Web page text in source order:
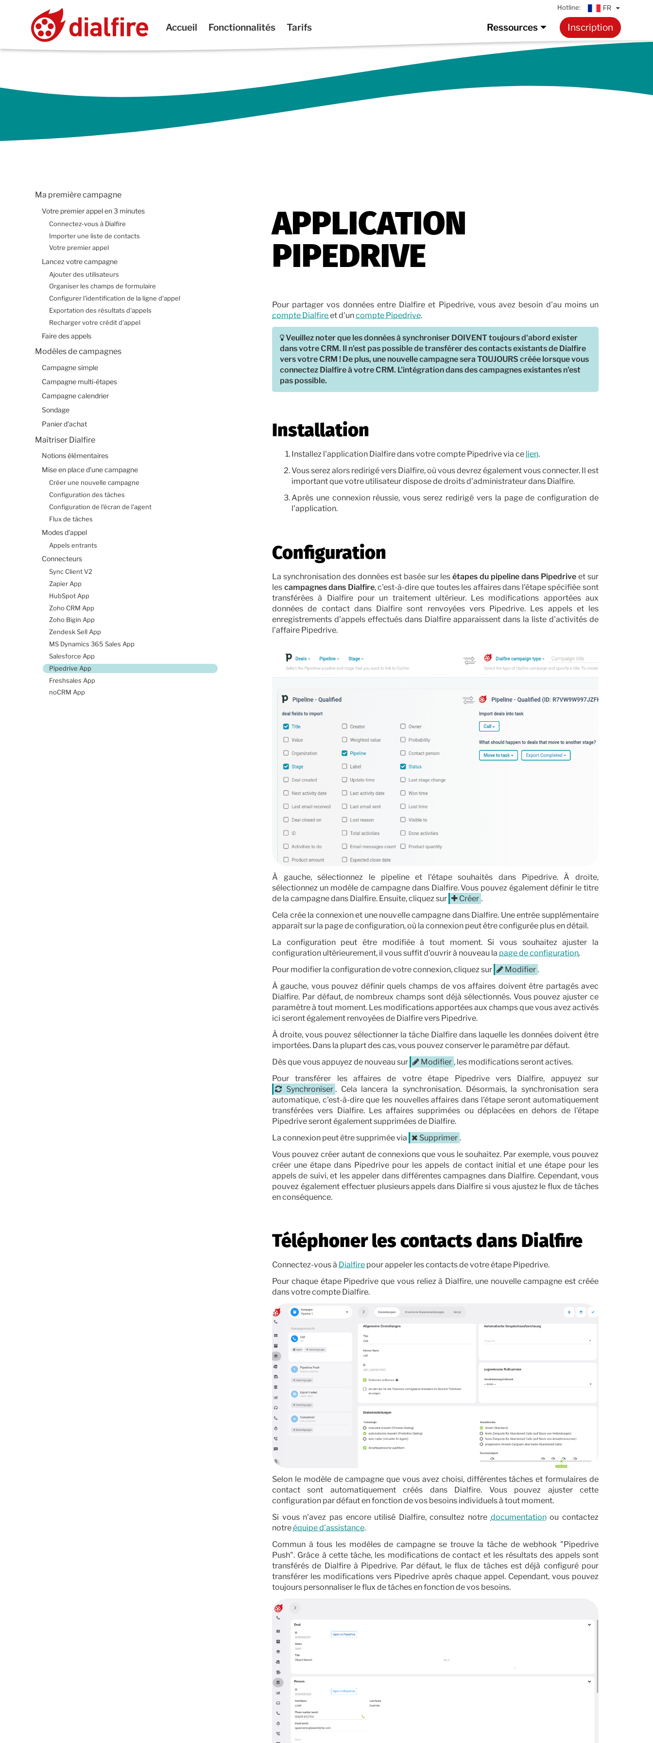
Hotline: FR
Accueil Fonctionnalités Tarifs Ressources Inscription
Ma première campagne
Votre premier appel en 3 minutes
Connectez-vous à Dialfire
Importer une liste de contacts
Votre premier appel
Lancez votre campagne
Ajouter des utilisateurs
Organiser les champs de formulaire
Configurer l'identification de la ligne d'appel
Exportation des résultats d'appels
Recharger votre crédit d'appel
Faire des appels
Modèles de campagnes
Campagne simple
Campagne multi-étapes
Campagne calendrier
Sondage
Panier d'achat
Maîtriser Dialfire
Notions élémentaires
Mise en place d'une campagne
Créer une nouvelle campagne
Configuration des tâches
Configuration de l'écran de l'agent
Flux de tâches
Modes d'appel
Appels entrants
Connecteurs
Sync Client V2
Zapier App
HubSpot App
Zoho CRM App
Zoho Bigin App
Zendesk Sell App
MS Dynamics 365 Sales App
Salesforce App
Pipedrive App
Freshsales App
noCRM App
APPLICATION
PIPEDRIVE
Pour partager vos données entre Dialfire et Pipedrive, vous avez besoin d'au moins un
compte Dialfireet d'uncompte Pipedrive.
Veuillez noter que les données à synchroniser DOIVENT toujours d'abord exister
dans votre CRM. Il n'est pas possible de transférer des contacts existants de Dialfire
vers votre CRM ! De plus, une nouvelle campagne sera TOUJOURS créée lorsque vous
connectez Dialfire à votre CRM. L'intégration dans des campagnes existantes n'est
pas possible.
Installation
Installez l'application Dialfire dans votre compte Pipedrive via ce lien.
Vous serez alors redirigé vers Dialfire, où vous devrez également vous connecter. Il est
important que votre utilisateur dispose de droits d'administrateur dans Dialfire.
Après une connexion réussie, vous serez redirigé vers la page de configuration de
l'application.
Configuration
La synchronisation des données est basée sur lesétapes du pipeline dans Pipedrive et sur
les campagnes dans Dialfire, c'est-à-dire que toutes les affaires dans l'étape spécifiée sont
transférées à Dialfire pour un traitement ultérieur. Les modifications apportées aux
données de contact dans Dialfire sont renvoyées vers Pipedrive. Les appels et les
enregistrements d'appels effectués dans Dialfire apparaissent dans la liste d'activités de
l'affaire Pipedrive.
À gauche, sélectionnez le pipeline et l'étape souhaités dans Pipedrive. À droite,
sélectionnez un modèle de campagne dans Dialfire. Vous pouvez également définir le titre
de la campagne dans Dialfire. Ensuite, cliquez sur
Créer .
Cela crée la connexion et une nouvelle campagne dans Dialfire. Une entrée supplémentaire
apparaît sur la page de configuration, où la connexion peut être configurée plus en détail.
La configuration peut être modifiée à tout moment. Si vous souhaitez ajuster la
configuration ultérieurement, il vous suffit d'ouvrir à nouveau la page de configuration.
Pour modifier la configuration de votre connexion, cliquez sur
Modifier .
À gauche, vous pouvez définir quels champs de vos affaires doivent être partagés avec
Dialfire. Par défaut, de nombreux champs sont déjà sélectionnés. Vous pouvez ajuster ce
paramètre à tout moment. Les modifications apportées aux champs que vous avez activés
ici seront également renvoyées de Dialfire vers Pipedrive.
À droite, vous pouvez sélectionner la tâche Dialfire dans laquelle les données doivent être
importées. Dans la plupart des cas, vous pouvez conserver le paramètre par défaut.
Dès que vous appuyez de nouveau sur
Modifier , les modifications seront actives.
Pour transférer les affaires de votre étape Pipedrive vers Dialfire, appuyez sur
Synchroniser . Cela lancera la synchronisation. Désormais, la synchronisation sera
automatique, c'est-à-dire que les nouvelles affaires dans l'étape seront automatiquement
transférées vers Dialfire. Les affaires supprimées ou déplacées en dehors de l'étape
Pipedrive seront également supprimées de Dialfire.
La connexion peut être supprimée via
Supprimer .
Vous pouvez créer autant de connexions que vous le souhaitez. Par exemple, vous pouvez
créer une étape dans Pipedrive pour les appels de contact initial et une étape pour les
appels de suivi, et les appeler dans différentes campagnes dans Dialfire. Cependant, vous
pouvez également effectuer plusieurs appels dans Dialfire si vous ajustez le flux de tâches
en conséquence.
Téléphoner les contacts dans Dialfire
Connectez-vous à Dialfire pour appeler les contacts de votre étape Pipedrive.
Pour chaque étape Pipedrive que vous reliez à Dialfire, une nouvelle campagne est créée
dans votre compte Dialfire.
Selon le modèle de campagne que vous avez choisi, différentes tâches et formulaires de
contact sont automatiquement créés dans Dialfire. Vous pouvez ajuster cette
configuration par défaut en fonction de vos besoins individuels à tout moment.
Si vous n'avez pas encore utilisé Dialfire, consultez notre documentationou contactez
notreéquipe d'assistance.
Commun à tous les modèles de campagne se trouve la tâche de webhook "Pipedrive
Push". Grâce à cette tâche, les modifications de contact et les résultats des appels sont
transférés de Dialfire à Pipedrive. Par défaut, le flux de tâches est déjà configuré pour
transférer les modifications vers Pipedrive après chaque appel. Cependant, vous pouvez
toujours personnaliser le flux de tâches en fonction de vos besoins.